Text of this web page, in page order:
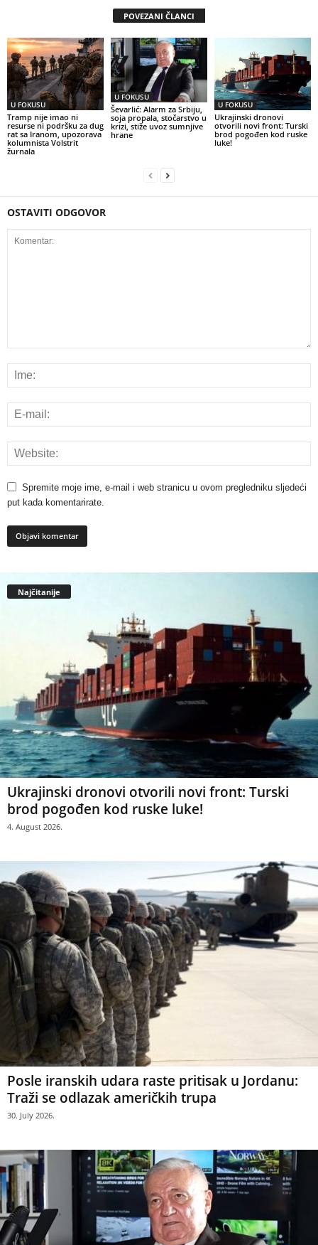
POVEZANI ČLANCI
U FOKUSU
Tramp nije imao ni
resurse ni podršku za dug
rat sa Iranom, upozorava
kolumnista Volstrit
žurnala
U FOKUSU
Ševarlić: Alarm za Srbiju,
soja propala, stočarstvo u
krizi, stiže uvoz sumnjive
hrane
U FOKUSU
Ukrajinski dronovi
otvorili novi front: Turski
brod pogođen kod ruske
luke!
OSTAVITI ODGOVOR
Spremite moje ime, e-mail i web stranicu u ovom pregledniku sljedeći
put kada komentarirate.
Najčitanije
Ukrajinski dronovi otvorili novi front: Turski
brod pogođen kod ruske luke!
4. August 2026.
Posle iranskih udara raste pritisak u Jordanu:
Traži se odlazak američkih trupa
30. July 2026.